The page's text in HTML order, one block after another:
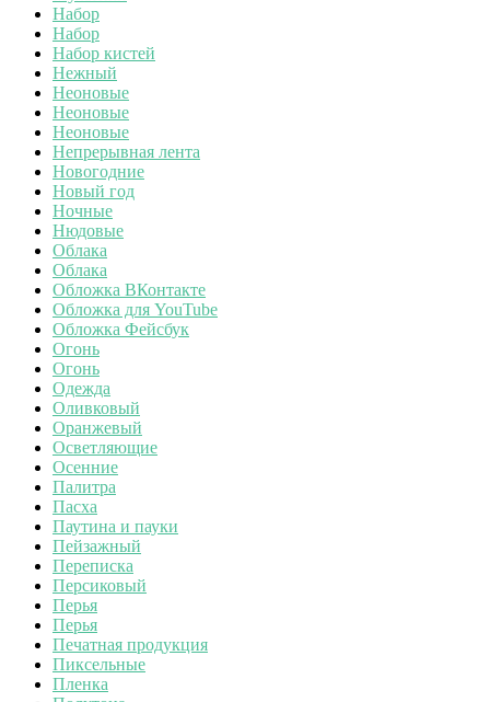
Набор
Набор
Набор кистей
Нежный
Неоновые
Неоновые
Неоновые
Непрерывная лента
Новогодние
Новый год
Ночные
Нюдовые
Облака
Облака
Обложка ВКонтакте
Обложка для YouTube
Обложка Фейсбук
Огонь
Огонь
Одежда
Оливковый
Оранжевый
Осветляющие
Осенние
Палитра
Пасха
Паутина и пауки
Пейзажный
Переписка
Персиковый
Перья
Перья
Печатная продукция
Пиксельные
Пленка